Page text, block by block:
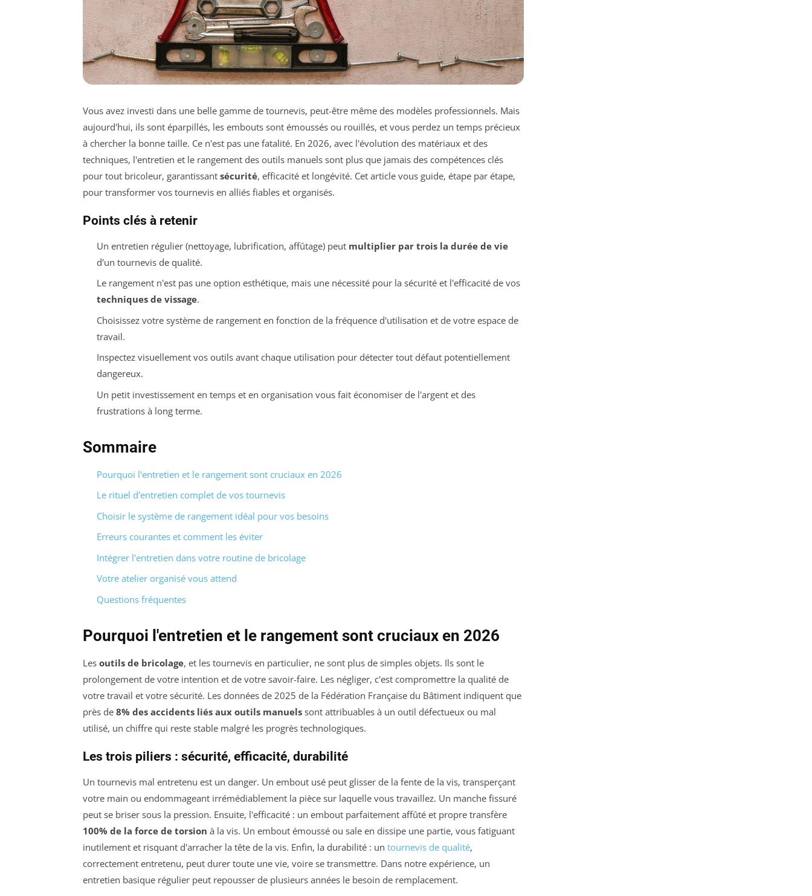
Vous avez investi dans une belle gamme de tournevis, peut-être même des modèles professionnels. Mais
aujourd'hui, ils sont éparpillés, les embouts sont émoussés ou rouillés, et vous perdez un temps précieux
à chercher la bonne taille. Ce n'est pas une fatalité. En 2026, avec l'évolution des matériaux et des
techniques, l'entretien et le rangement des outils manuels sont plus que jamais des compétences clés
pour tout bricoleur, garantissant sécurité, efficacité et longévité. Cet article vous guide, étape par étape,
pour transformer vos tournevis en alliés fiables et organisés.
Points clés à retenir
Un entretien régulier (nettoyage, lubrification, affûtage) peut multiplier par trois la durée de vie
d'un tournevis de qualité.
Le rangement n'est pas une option esthétique, mais une nécessité pour la sécurité et l'efficacité de vos
techniques de vissage.
Choisissez votre système de rangement en fonction de la fréquence d'utilisation et de votre espace de
travail.
Inspectez visuellement vos outils avant chaque utilisation pour détecter tout défaut potentiellement
dangereux.
Un petit investissement en temps et en organisation vous fait économiser de l'argent et des
frustrations à long terme.
Sommaire
Pourquoi l'entretien et le rangement sont cruciaux en 2026
Le rituel d'entretien complet de vos tournevis
Choisir le système de rangement idéal pour vos besoins
Erreurs courantes et comment les éviter
Intégrer l'entretien dans votre routine de bricolage
Votre atelier organisé vous attend
Questions fréquentes
Pourquoi l'entretien et le rangement sont cruciaux en 2026
Les outils de bricolage, et les tournevis en particulier, ne sont plus de simples objets. Ils sont le
prolongement de votre intention et de votre savoir-faire. Les négliger, c'est compromettre la qualité de
votre travail et votre sécurité. Les données de 2025 de la Fédération Française du Bâtiment indiquent que
près de 8% des accidents liés aux outils manuels sont attribuables à un outil défectueux ou mal
utilisé, un chiffre qui reste stable malgré les progrès technologiques.
Les trois piliers : sécurité, efficacité, durabilité
Un tournevis mal entretenu est un danger. Un embout usé peut glisser de la fente de la vis, transperçant
votre main ou endommageant irrémédiablement la pièce sur laquelle vous travaillez. Un manche fissuré
peut se briser sous la pression. Ensuite, l'efficacité : un embout parfaitement affûté et propre transfère
100% de la force de torsion à la vis. Un embout émoussé ou sale en dissipe une partie, vous fatiguant
inutilement et risquant d'arracher la tête de la vis. Enfin, la durabilité : un tournevis de qualité,
correctement entretenu, peut durer toute une vie, voire se transmettre. Dans notre expérience, un
entretien basique régulier peut repousser de plusieurs années le besoin de remplacement.